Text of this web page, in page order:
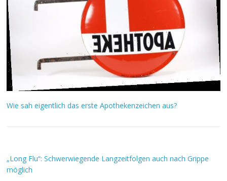
Wie sah eigentlich das erste Apothekenzeichen aus?
„Long Flu“: Schwerwiegende Langzeitfolgen auch nach Grippe
möglich